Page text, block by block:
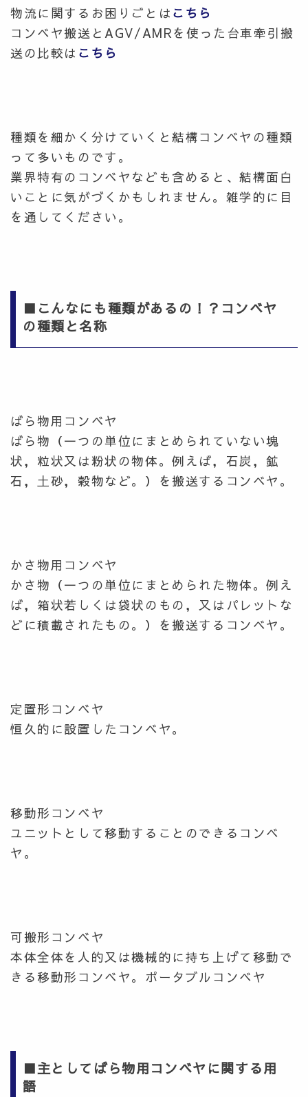
物流に関するお困りごとは こちら
コンベヤ搬送とAGV/AMRを使った台車牽引搬
送の比較は こちら
種類を細かく分けていくと結構コンベヤの種類
って多いものです。
業界特有のコンベヤなども含めると、結構面白
いことに気がづくかもしれません。雑学的に目
を通してください。
■こんなにも種類があるの！？コンベヤ
の種類と名称
ばら物用コンベヤ
ばら物（一つの単位にまとめられていない塊
状，粒状又は粉状の物体。例えば，石炭，鉱
石，土砂，穀物など。）を搬送するコンベヤ。
かさ物用コンベヤ
かさ物（一つの単位にまとめられた物体。例え
ば，箱状若しくは袋状のもの，又はパレットな
どに積載されたもの。）を搬送するコンベヤ。
定置形コンベヤ
恒久的に設置したコンベヤ。
移動形コンベヤ
ユニットとして移動することのできるコンベ
ヤ。
可搬形コンベヤ
本体全体を人的又は機械的に持ち上げて移動で
きる移動形コンベヤ。ポータブルコンベヤ
■主としてばら物用コンベヤに関する用
語